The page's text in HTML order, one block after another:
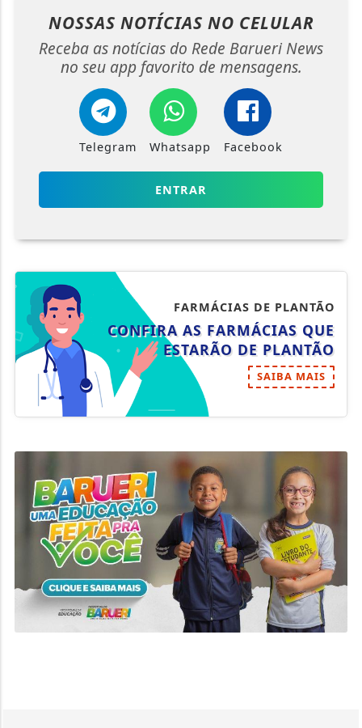
NOSSAS NOTÍCIAS NO CELULAR
Receba as notícias do Rede Barueri News
no seu app favorito de mensagens.
Telegram Whatsapp Facebook
ENTRAR
FARMÁCIAS DE PLANTÃO
CONFIRA AS FARMÁCIAS QUE
ESTARÃO DE PLANTÃO
SAIBA MAIS